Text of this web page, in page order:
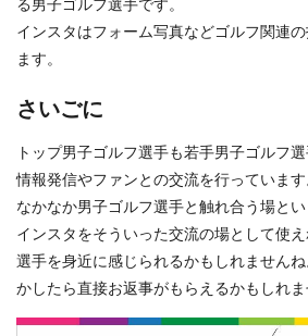
インスタはフォーム写真などゴルフ関連
ます。
さいごに
トップ男子ゴルフ選手も若手男子ゴルフ
情報発信やファンとの交流を行っています
なかなか男子ゴルフ選手と触れ合う場とい
インスタをそういった交流の場として使
選手を身近に感じられるかもしれません
かしたら直接お返事がもらえるかもしれま